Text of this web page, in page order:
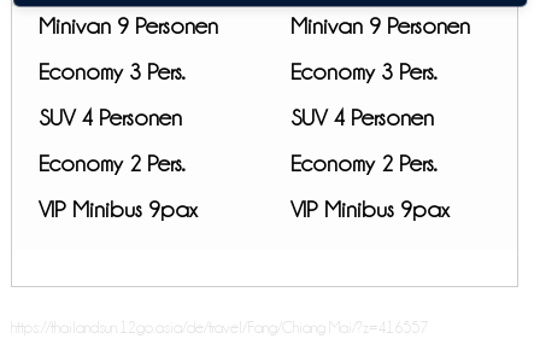
Minivan 9 Personen
Economy 3 Pers.
SUV 4 Personen
Economy 2 Pers.
VIP Minibus 9pax
Minivan 9 Personen
Economy 3 Pers.
SUV 4 Personen
Economy 2 Pers.
VIP Minibus 9pax
https://thailandsun.12go.asia/de/travel/Fang/Chiang Mai/?z=416557